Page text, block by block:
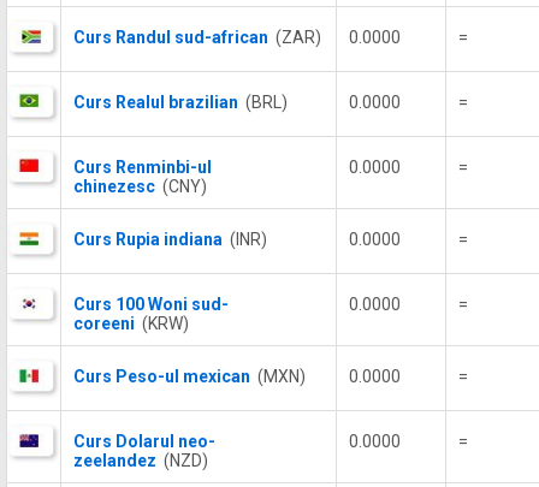
Curs Randul sud-african (ZAR) 0.0000 =
Curs Realul brazilian (BRL) 0.0000 =
Curs Renminbi-ul
chinezesc (CNY)
0.0000 =
Curs Rupia indiana (INR) 0.0000 =
Curs 100 Woni sud-
coreeni (KRW)
0.0000 =
Curs Peso-ul mexican (MXN) 0.0000 =
Curs Dolarul neo-
zeelandez (NZD)
0.0000 =